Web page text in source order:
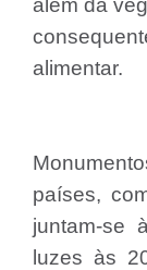
além da
alimentar.
países,
juntam-se
luzes às